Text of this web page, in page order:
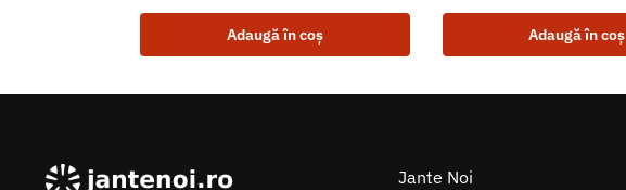
Adaugă în coș Adaugă în coș
Jante Noi